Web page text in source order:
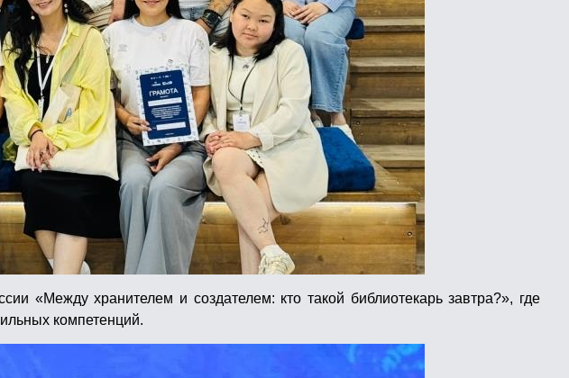
«Между хранителем и создателем: кто такой библиотекарь завтра?», где
компетенций.